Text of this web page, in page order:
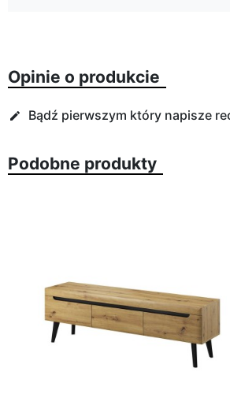
Opinie o produkcie
edit Bądź pierwszym który napisze
Podobne produkty